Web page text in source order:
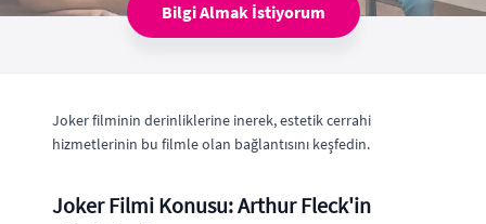
Bilgi Almak İstiyorum
Joker filminin derinliklerine inerek, estetik cerrahi
hizmetlerinin bu filmle olan bağlantısını keşfedin.
Joker Filmi Konusu: Arthur Fleck'in